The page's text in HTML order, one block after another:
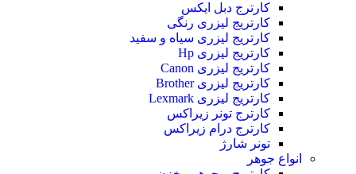
کارترج دبل ایکس
کارتریج لیزری رنگی
کارتریج لیزری سیاه و سفید
کارتریج لیزری Hp
کارتریج لیزری Canon
کارتریج لیزری Brother
کارتریج لیزری Lexmark
کارترج تونر زیراکس
کارترج درام زیراکس
تونر شارژ
انواع جوهر